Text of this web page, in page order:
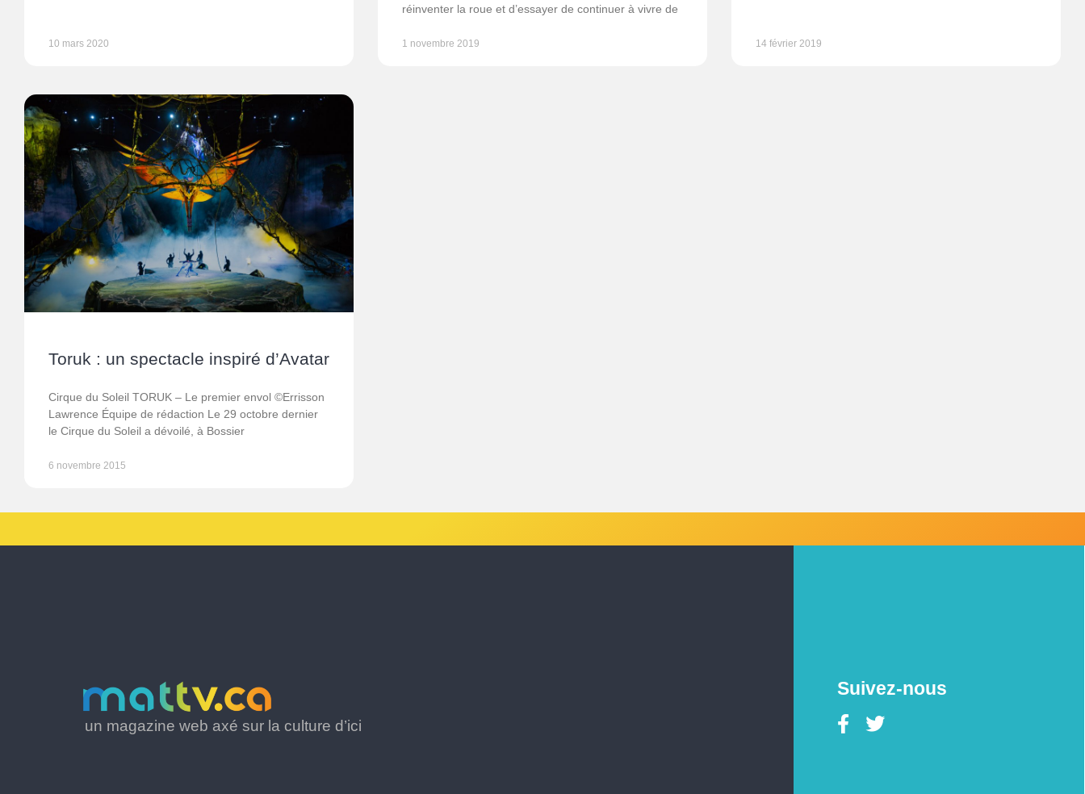
10 mars 2020
réinventer la roue et d’essayer de continuer à vivre de
1 novembre 2019 14 février 2019
Toruk : un spectacle inspiré d’Avatar
Cirque du Soleil TORUK – Le premier envol ©Errisson
Lawrence Équipe de rédaction Le 29 octobre dernier
le Cirque du Soleil a dévoilé, à Bossier
6 novembre 2015
un magazine web axé sur la culture d’ici
Suivez-nous